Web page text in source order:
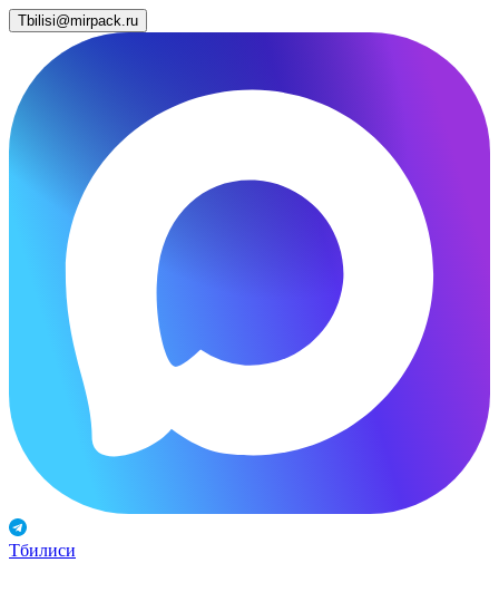
Tbilisi@mirpack.ru
Тбилиси